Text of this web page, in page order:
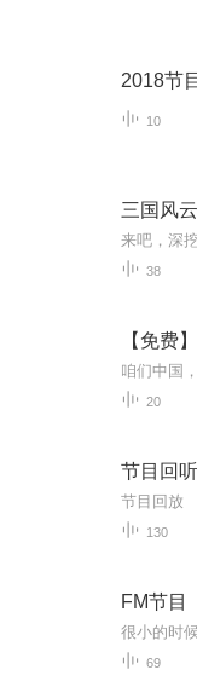
2018节目
10
三国风
38
【免费
20
节目回听
节目回放
130
FM节目
69